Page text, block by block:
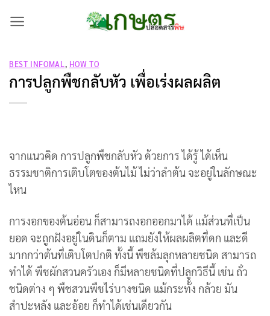
BEST INFOMAL, HOW TO
การปลูกพืชกลับหัว เพื่อเร่งผลผลิต
จากแนวคิด การปลูกพืชกลับหัว ด้วยการ ได้รู้ ได้เห็น
ธรรมชาติการเติบโตของต้นไม้ ไม่ว่าลำต้น จะอยู่ในลักษณะ
ไหน
การงอกของต้นอ่อน ก็สามารถงอกออกมาได้ แม้ส่วนที่เป็น
ยอด จะถูกฝังอยู่ในดินก็ตาม แถมยังให้ผลผลิตที่ดก และดี
มากกว่าต้นที่เติบโตปกติ ทั้งนี้ พืชล้มลุกหลายชนิด สามารถ
ทำได้ พืชผักสวนครัวเอง ก็มีหลายชนิดที่ปลูกวิธีนี้ เช่น ถั่ว
ชนิดต่าง ๆ พืชสวนพืชไร่บางชนิด แม้กระทั้ง กล้วย มัน
สำปะหลัง และอ้อย ก็ทำได้เช่นเดียวกัน